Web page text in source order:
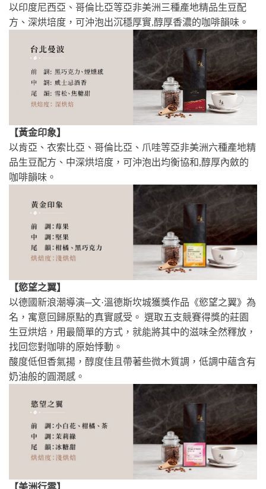
以印度尼西亞、哥倫比亞等亞非美洲三種產地精品生豆配
方、深烘培度，可沖泡出沉穩厚實,醇厚香濃的咖啡韻味。
【黃金印象】
以肯亞、衣索比亞、哥倫比亞、爪哇等亞非美洲六種產地精
品生豆配方、中深烘培度，可沖泡出均衡協和,醇厚內斂的
咖啡韻味。
【慾望之翼】
以德國新浪潮導演─文·溫德斯坎城獲獎作品《慾望之翼》為
名，寓意回歸原點的真實感受。 選取五支競賽得獎的莊園
生豆烘焙，用最簡單的方式，就能將其中的滋味全然釋放，
找回您對咖啡的原始悸動。
酸度低但香氣揚，醇度佳且帶著些微木質調，低調中蘊含有
奶油般的圓潤感。
【美洲行雲】